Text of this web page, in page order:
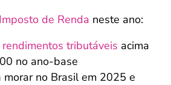
Imposto de Renda neste ano:
rendimentos tributáveis acima
no ano-base
morar no Brasil em 2025 e